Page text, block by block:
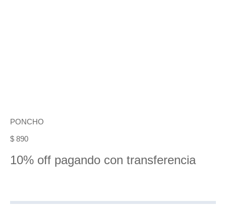
PONCHO
$ 890
10% off pagando con transferencia